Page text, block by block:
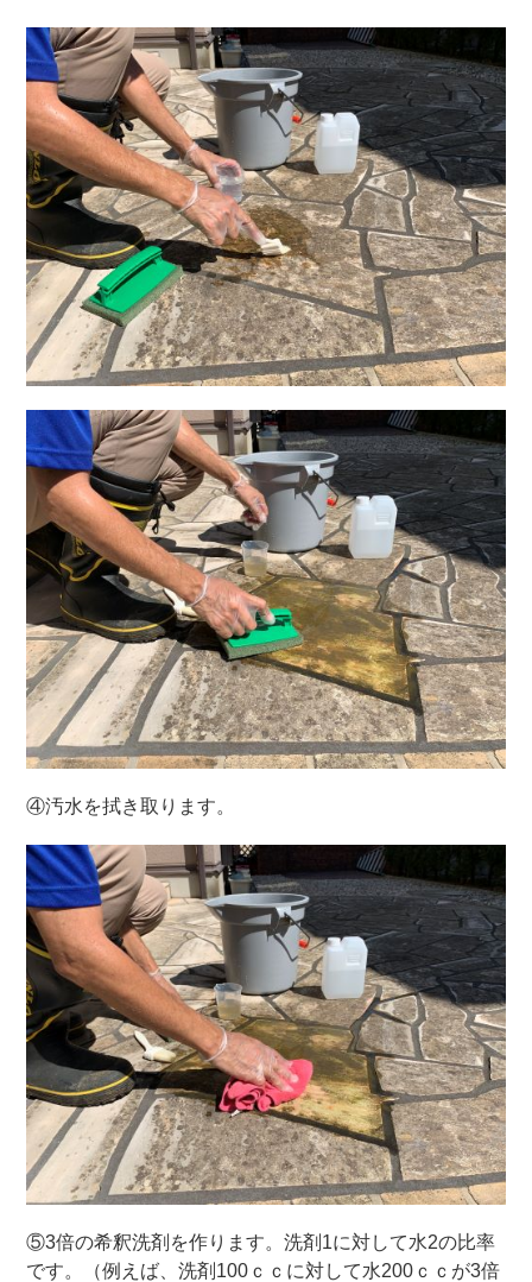
④汚水を拭き取ります。
⑤3倍の希釈洗剤を作ります。洗剤1に対して水2の比率
です。（例えば、洗剤100ｃｃに対して水200ｃｃが3倍